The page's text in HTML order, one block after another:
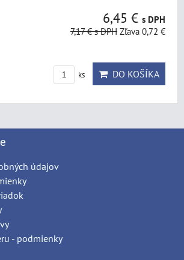
6,45 € s DPH
7,17 €s DPH Zľava 0,72 €
ks DO KOŠÍKA
údajov
- podmienky